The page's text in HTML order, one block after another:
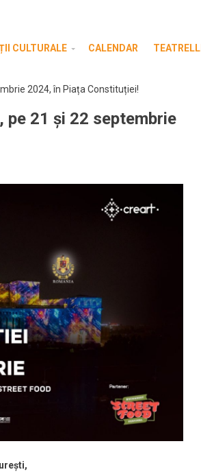
CULTURALE CALENDAR TEATRELLI
2024, în Piața Constituției!
pe 21 și 22 septembrie